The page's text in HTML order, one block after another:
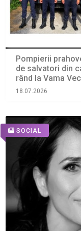
Pompierii
de salvatori din
rând la Vama
18.07.2026
SOCIAL